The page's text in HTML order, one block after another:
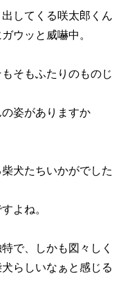
してくる咲太郎くん
ウッと威嚇中。
そもふたりのものじ
姿がありますか
犬たちいかがでした
よね。
で、しかも図々しく
らしいなぁと感じる